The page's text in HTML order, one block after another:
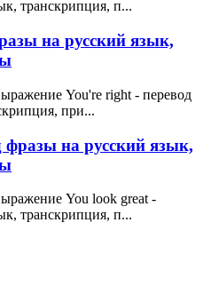
транскрипция, п...
на русский язык,
You're right - перевод
при...
фразы на русский язык,
You look great -
транскрипция, п...